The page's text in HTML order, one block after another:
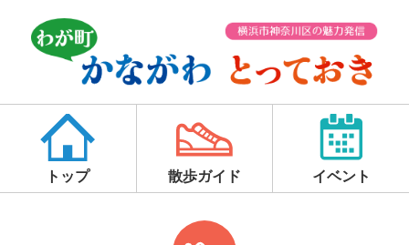
トップ 散歩ガイド イベント